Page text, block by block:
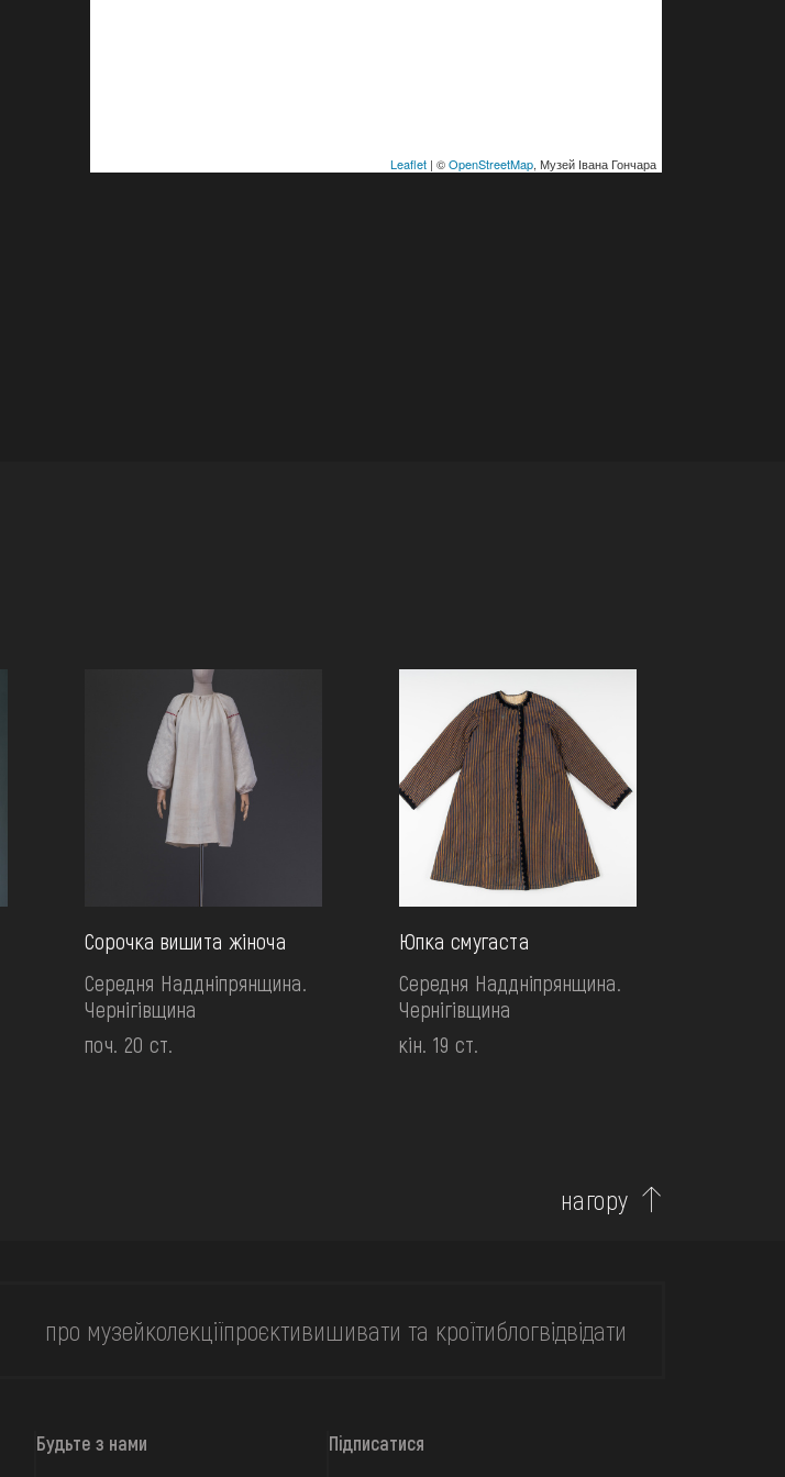
Leaflet | ©OpenStreetMap, Музей Івана Гончара
Сорочка вишита жіноча
Середня Наддніпрянщина.
Чернігівщина
поч. 20 ст.
Юпка смугаста
Середня Наддніпрянщина.
Чернігівщина
кін. 19 ст.
нагору
про музейколекціїпроєктивишивати та кроїтиблогвідвідати
Будьте з нами Підписатися